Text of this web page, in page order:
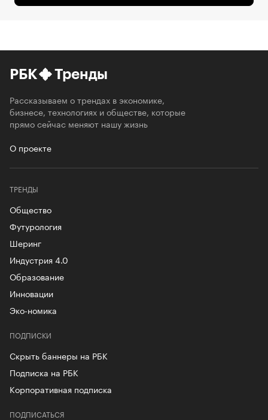
РБК Тренды
Рассказываем о трендах в экономике,
бизнесе, технологиях и обществе, которые
прямо сейчас меняют нашу жизнь
О проекте
ТРЕНДЫ
Общество
Футурология
Шеринг
Индустрия 4.0
Образование
Инновации
Эко-номика
ПОДПИСКИ
Скрыть баннеры на РБК
Подписка на РБК
Корпоративная подписка
ПОДПИСАТЬСЯ